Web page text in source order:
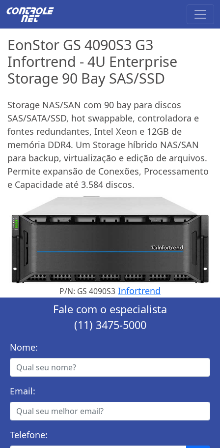
EonStor GS 4090S3 G3
Infortrend - 4U Enterprise
Storage 90 Bay SAS/SSD
Storage NAS/SAN com 90 bay para discos
SAS/SATA/SSD, hot swappable, controladora e
fontes redundantes, Intel Xeon e 12GB de
memória DDR4. Um Storage híbrido NAS/SAN
para backup, virtualização e edição de arquivos.
Permite expansão de Conexões, Processamento
e Capacidade até 3.584 discos.
P/N: GS 4090S3 Infortrend
Fale com o especialista
(11) 3475-5000
Nome:
Email:
Telefone: